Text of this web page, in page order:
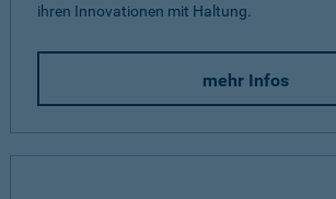
ihren Innovationen mit Haltung.
mehr Infos